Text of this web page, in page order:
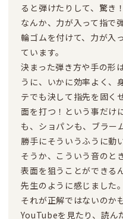
ると弾けたりして、驚き
なんか、力が入って指で
輪ゴムを付けて、力が入
ています。
決まった弾き方や手の形
うに、いかに効率よく、
テでも決して指先を固く
面を打つ！という事だけ
も、ショパンも、ブラー
勝手にそういうふうに動
そうか、こういう音のと
表面を狙うことができる
先生のように感じました。
それが正解ではないのか
YouTubeを見たり、読ん